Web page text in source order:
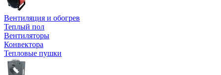
Вентиляция и обогрев
Теплый пол
Вентиляторы
Конвектора
Тепловые пушки